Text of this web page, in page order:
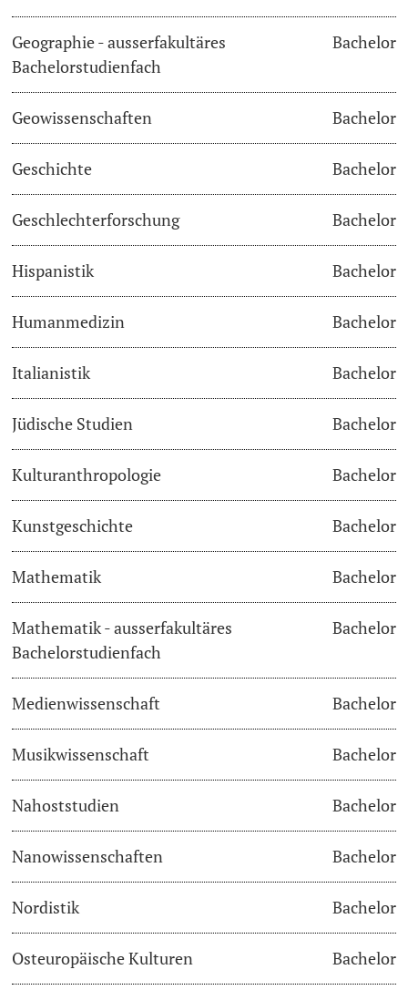
Student Life
Beratung & Support
Studienberatung
Studienfinanzierung
Berufseinstieg & Laufbahnberatung
Soziales & Gesundheit
Koordinationsstelle für Geflüchtete
Beratungswegweiser
Lernen & Lehren
KI in Studium und Lehre
Digitales Lernen
Sprachenzentrum
Lernbörse
Lernräume
Geographie - ausserfakultäres
Bachelorstudienfach
Bachelor
Geowissenschaften Bachelor
Geschichte Bachelor
Geschlechterforschung Bachelor
Hispanistik Bachelor
Humanmedizin Bachelor
Italianistik Bachelor
Jüdische Studien Bachelor
Kulturanthropologie Bachelor
Kunstgeschichte Bachelor
Mathematik Bachelor
Mathematik - ausserfakultäres
Bachelorstudienfach
Bachelor
Medienwissenschaft Bachelor
Musikwissenschaft Bachelor
Nahoststudien Bachelor
Nanowissenschaften Bachelor
Nordistik Bachelor
Osteuropäische Kulturen Bachelor